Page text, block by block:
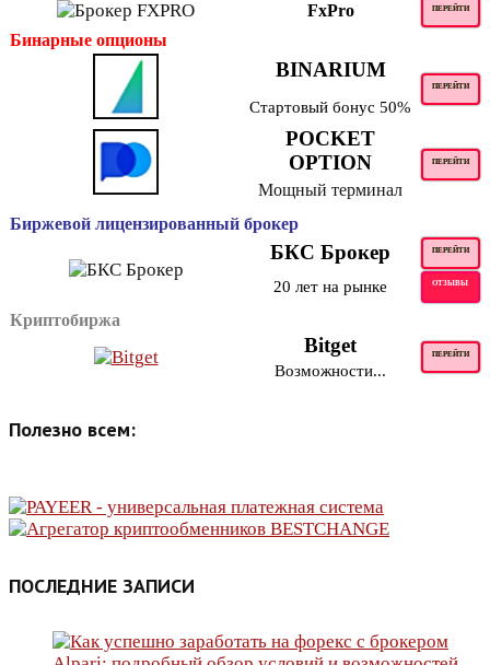
FxPro ПЕРЕЙТИ
Бинарные опционы
BINARIUM
ПЕРЕЙТИ
Стартовый бонус 50%
POCKET
OPTION
ПЕРЕЙТИ
Мощный терминал
Биржевой лицензированный брокер
БКС Брокер ПЕРЕЙТИ
20 лет на рынке ОТЗЫВЫ
Криптобиржа
Bitget ПЕРЕЙТИ
Возможности...
Полезно всем:
ПОСЛЕДНИЕ ЗАПИСИ